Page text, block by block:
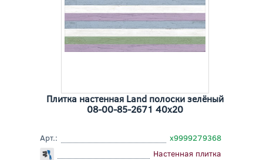
Плитка настенная Land полоски зелёный
08-00-85-2671 40x20
Арт.:
х9999279368
Настенная плитка